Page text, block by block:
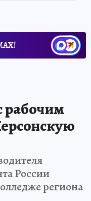
рабочим
России
региона